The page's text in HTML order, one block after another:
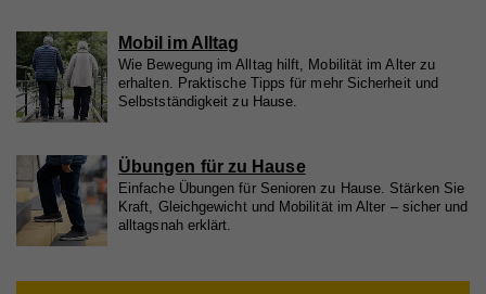
Mobil im Alltag
Wie Bewegung im Alltag hilft, Mobilität im Alter zu
erhalten. Praktische Tipps für mehr Sicherheit und
Selbstständigkeit zu Hause.
Übungen für zu Hause
Einfache Übungen für Senioren zu Hause. Stärken Sie
Kraft, Gleichgewicht und Mobilität im Alter – sicher und
alltagsnah erklärt.
Name CAKEPHP
Laufzeit Ende der Browsernutzung
Zweck
Speichert notwendige Sessiondaten für
Basisfunktion der Website.